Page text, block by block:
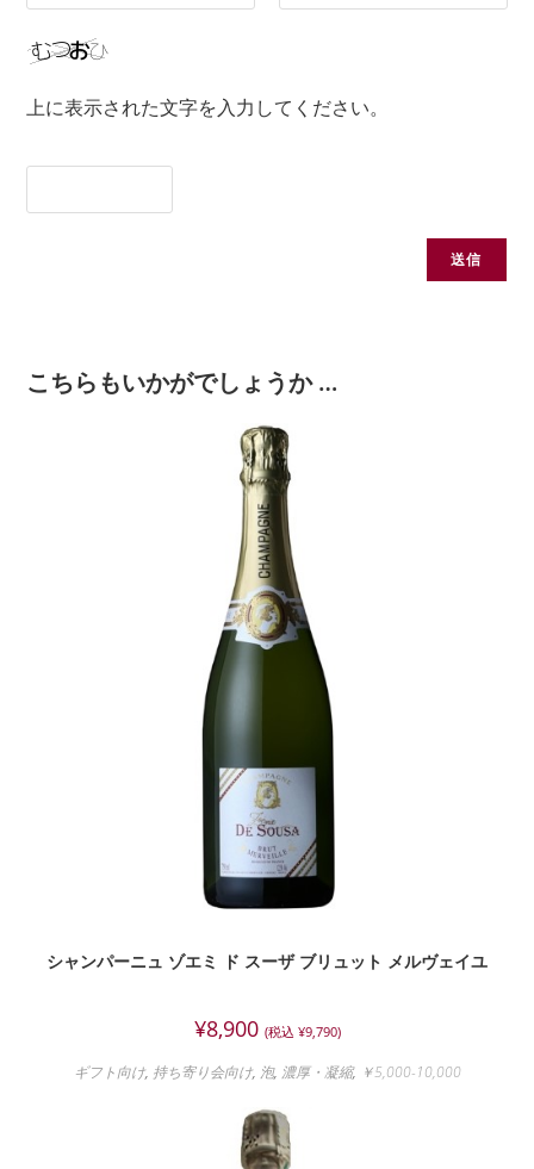
上に表示された文字を入力してください。
こちらもいかがでしょうか …
シャンパーニュ ゾエミ ド スーザ ブリュット メルヴェイユ
¥8,900 (税込 ¥9,790)
ギフト向け, 持ち寄り会向け, 泡, 濃厚・凝縮, ￥5,000-10,000